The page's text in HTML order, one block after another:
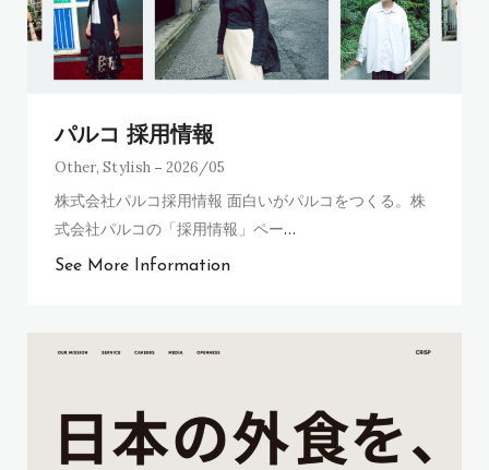
パルコ 採用情報
Other,Stylish 2026/05
株式会社パルコ採用情報 面白いがパルコをつくる。株
式会社パルコの「採用情報」ペー…
See More Information